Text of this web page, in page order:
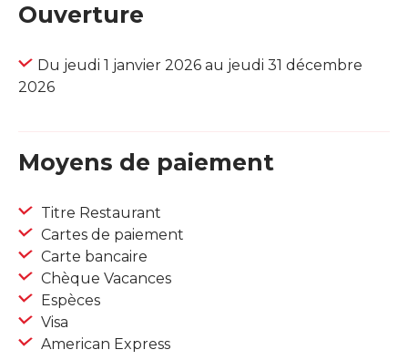
Ouverture
Du jeudi 1 janvier 2026 au jeudi 31 décembre
2026
Moyens de paiement
Titre Restaurant
Cartes de paiement
Carte bancaire
Chèque Vacances
Espèces
Visa
American Express